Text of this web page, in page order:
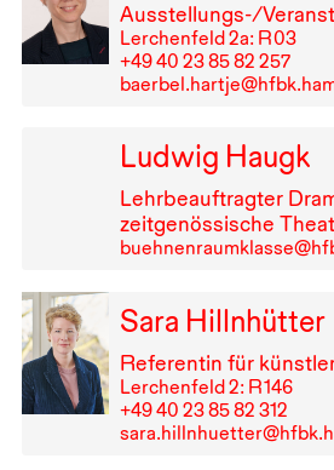
Ausstellungs-/
Lerchenfeld 2a: R⁠ ⁠03
+49⁠ ⁠40⁠ ⁠23⁠ ⁠85⁠ ⁠82⁠ ⁠257
Ludwig Haugk
Lehrbeauftragter
zeitgenössische
Sara Hillnhütter
Referentin für
Lerchenfeld 2: R⁠ ⁠146
+49⁠ ⁠40⁠ ⁠23⁠ ⁠85⁠ ⁠82⁠ ⁠312